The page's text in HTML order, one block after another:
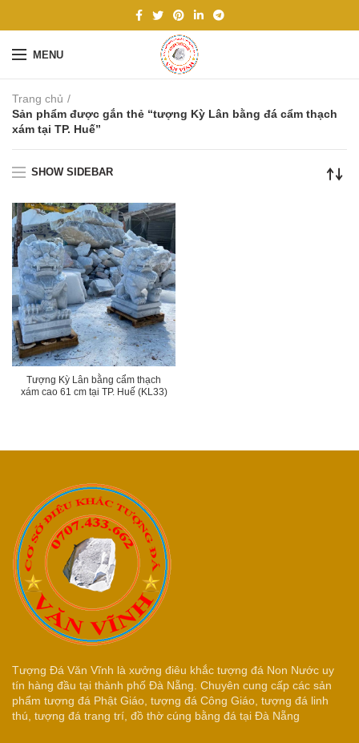
MENU
Trang chủ
Sản phẩm được gắn thẻ “tượng Kỳ Lân bằng đá cẩm thạch
xám tại TP. Huế”
SHOW SIDEBAR
Tượng Kỳ Lân bằng cẩm thạch
xám cao 61 cm tại TP. Huế (KL33)
Tượng Đá Văn Vĩnh là xưởng điêu khắc tượng đá Non Nước uy
tín hàng đầu tại thành phố Đà Nẵng. Chuyên cung cấp các sản
phẩm tượng đá Phật Giáo, tượng đá Công Giáo, tượng đá linh
thú, tượng đá trang trí, đồ thờ cúng bằng đá tại Đà Nẵng